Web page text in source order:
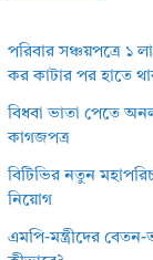
পরিবার সঞ্চয়পত্রে ১
কর কাটার পর হাতে
বিধবা ভাতা পেতে
কাগজপত্র
বিটিভির নতুন
নিয়োগ
এমপি-মন্ত্রীদের